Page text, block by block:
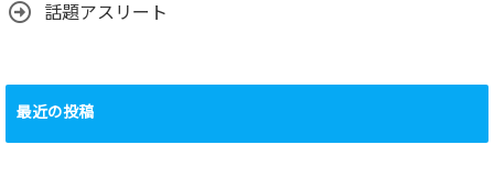
話題アスリート
最近の投稿